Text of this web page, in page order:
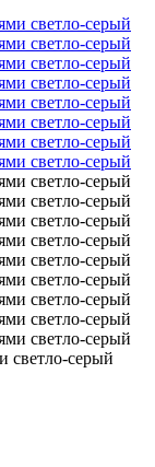
светло-серый